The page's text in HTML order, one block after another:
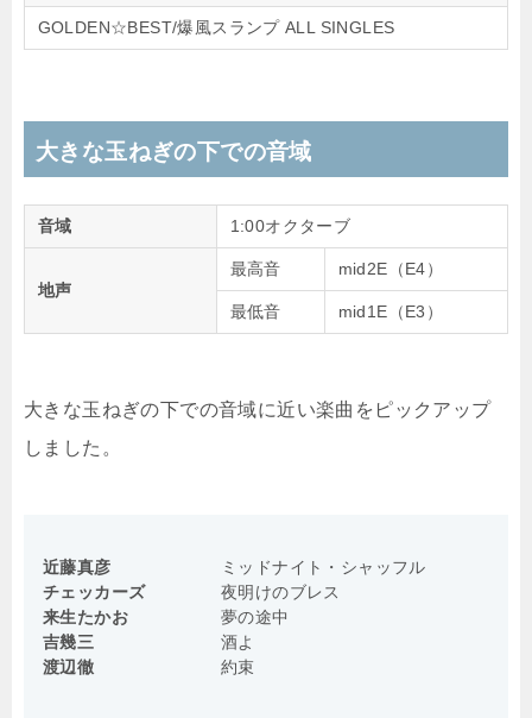
GOLDEN☆BEST/爆風スランプ ALL SINGLES
大きな玉ねぎの下での音域
音域 1:00オクターブ
地声
最高音 mid2E（E4）
最低音 mid1E（E3）
大きな玉ねぎの下での音域に近い楽曲をピックアップ
しました。
近藤真彦
ミッドナイト・シャッフル
チェッカーズ
夜明けのブレス
来生たかお
夢の途中
吉幾三
酒よ
渡辺徹
約束